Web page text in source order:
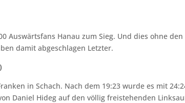
Auswärtsfans Hanau zum Sieg. Und dies ohne den
damit abgeschlagen Letzter.
in Schach. Nach dem 19:23 wurde es mit
Daniel Hideg auf den völlig freistehenden